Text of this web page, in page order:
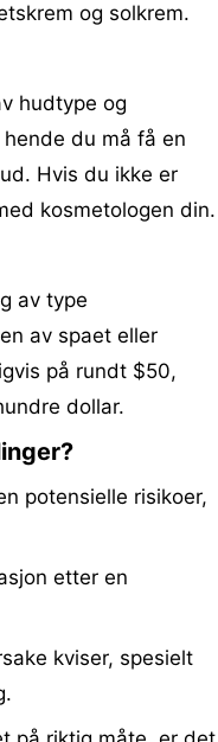
og solkrem.
hudtype og
du må få en
Hvis du ikke er
kosmetologen din.
av type
av spaet eller
på rundt $50,
dollar.
potensielle risikoer,
etter en
kviser, spesielt